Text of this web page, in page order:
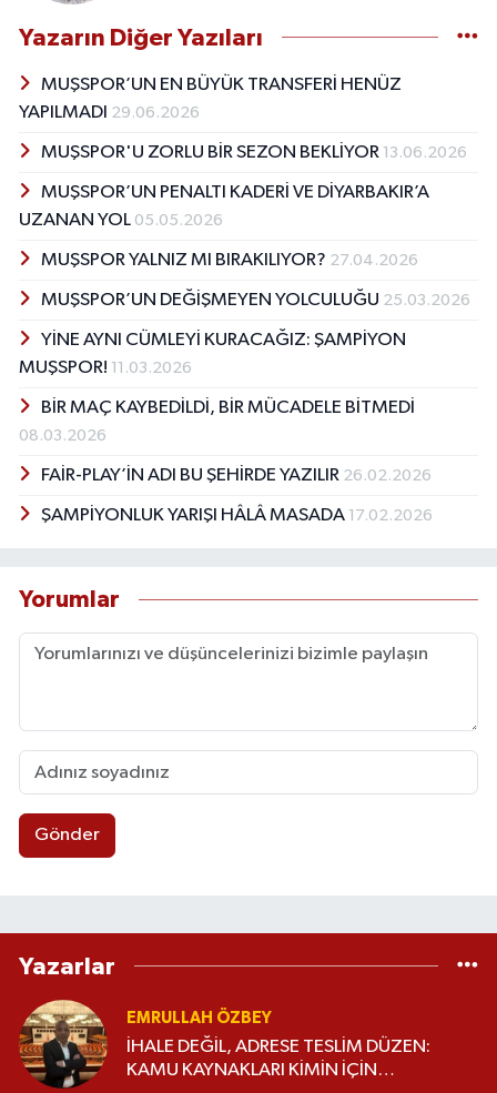
Yazarın Diğer Yazıları
MUŞSPOR’UN EN BÜYÜK TRANSFERİ HENÜZ
YAPILMADI 29.06.2026
MUŞSPOR'U ZORLU BİR SEZON BEKLİYOR 13.06.2026
MUŞSPOR’UN PENALTI KADERİ VE DİYARBAKIR’A
UZANAN YOL 05.05.2026
MUŞSPOR YALNIZ MI BIRAKILIYOR? 27.04.2026
MUŞSPOR’UN DEĞİŞMEYEN YOLCULUĞU 25.03.2026
YİNE AYNI CÜMLEYİ KURACAĞIZ: ŞAMPİYON
MUŞSPOR! 11.03.2026
BİR MAÇ KAYBEDİLDİ, BİR MÜCADELE BİTMEDİ
08.03.2026
FAİR-PLAY’İN ADI BU ŞEHİRDE YAZILIR 26.02.2026
ŞAMPİYONLUK YARIŞI HÂLÂ MASADA 17.02.2026
Yorumlar
Gönder
Yazarlar
EMRULLAH ÖZBEY
İHALE DEĞİL, ADRESE TESLİM DÜZEN:
KAMU KAYNAKLARI KİMİN İÇİN